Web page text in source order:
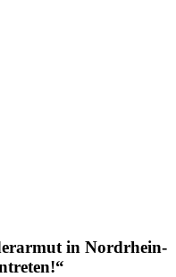
in Nordrhein-